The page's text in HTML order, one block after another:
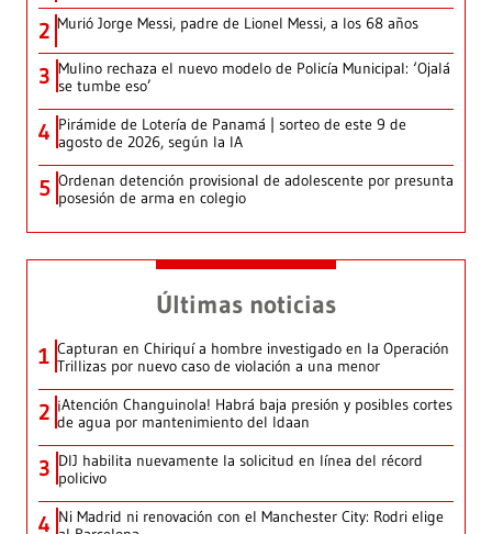
2 Murió Jorge Messi, padre de Lionel Messi, a los 68 años
3 Mulino rechaza el nuevo modelo de Policía Municipal: ‘Ojalá
se tumbe eso’
4 Pirámide de Lotería de Panamá | sorteo de este 9 de
agosto de 2026, según la IA
5 Ordenan detención provisional de adolescente por presunta
posesión de arma en colegio
Últimas noticias
1 Capturan en Chiriquí a hombre investigado en la Operación
Trillizas por nuevo caso de violación a una menor
2 ¡Atención Changuinola! Habrá baja presión y posibles cortes
de agua por mantenimiento del Idaan
3 DIJ habilita nuevamente la solicitud en línea del récord
policivo
4 Ni Madrid ni renovación con el Manchester City: Rodri elige